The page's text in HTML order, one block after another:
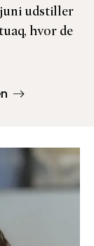
udstiller
hvor de